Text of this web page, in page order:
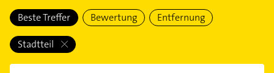
Beste Treffer Bewertung Entfernung
Stadtteil